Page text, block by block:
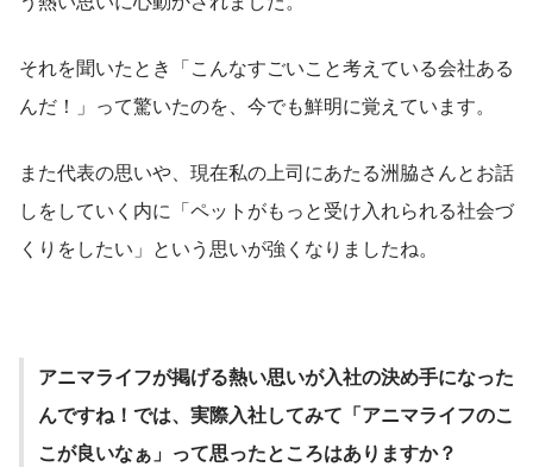
それを聞いたとき「こんなすごいこと考えている会社ある
んだ！」って驚いたのを、今でも鮮明に覚えています。
また代表の思いや、現在私の上司にあたる洲脇さんとお話
しをしていく内に「ペットがもっと受け入れられる社会づ
くりをしたい」という思いが強くなりましたね。
アニマライフが掲げる熱い思いが入社の決め手になった
んですね！では、実際入社してみて「アニマライフのこ
こが良いなぁ」って思ったところはありますか？